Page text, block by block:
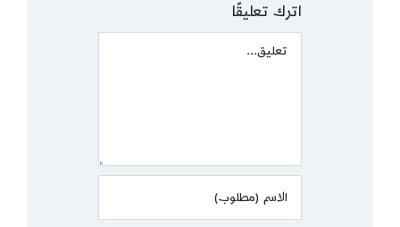
اترك تعليقًا
Comment